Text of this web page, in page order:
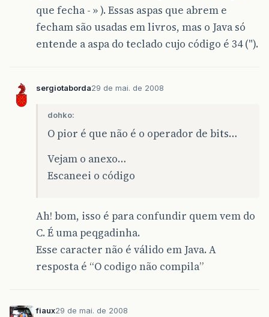
que fecha - » ). Essas aspas que abrem e
fecham são usadas em livros, mas o Java só
entende a aspa do teclado cujo código é 34 (").
sergiotaborda29 de mai. de 2008
dohko:
O pior é que não é o operador de bits…
Vejam o anexo…
Escaneei o código
Ah! bom, isso é para confundir quem vem do
C. É uma peqgadinha.
Esse caracter não é válido em Java. A
resposta é “O codigo não compila”
fiaux29 de mai. de 2008